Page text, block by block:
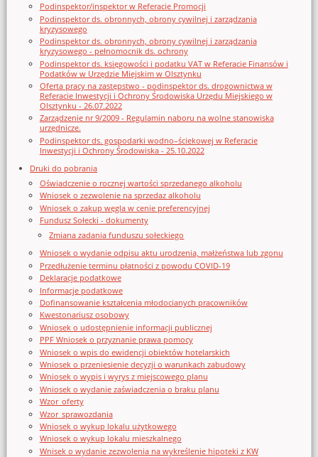
Podinspektor/inspektor w Referacie Promocji
Podinspektor ds. obronnych, obrony cywilnej i zarządzania
kryzysowego
Podinspektor ds. obronnych, obrony cywilnej i zarządzania
kryzysowego - pełnomocnik ds. ochrony
Podinspektor ds. księgowości i podatku VAT w Referacie Finansów i
Podatków w Urzędzie Miejskim w Olsztynku
Oferta pracy na zastępstwo - podinspektor ds. drogownictwa w
Referacie Inwestycji i Ochrony Środowiska Urzędu Miejskiego w
Olsztynku - 26.07.2022
Zarządzenie nr 9/2009 - Regulamin naboru na wolne stanowiska
urzędnicze.
Podinspektor ds. gospodarki wodno–ściekowej w Referacie
Inwestycji i Ochrony Środowiska - 25.10.2022
Druki do pobrania
Oświadczenie o rocznej wartości sprzedanego alkoholu
Wniosek o zezwolenie na sprzedaz alkoholu
Wniosek o zakup węgla w cenie preferencyjnej
Fundusz Sołecki - dokumenty
Zmiana zadania funduszu sołeckiego
Wniosek o wydanie odpisu aktu urodzenia, małżeństwa lub zgonu
Przedłużenie terminu płatności z powodu COVID-19
Deklaracje podatkowe
Informacje podatkowe
Dofinansowanie kształcenia młodocianych pracowników
Kwestonariusz osobowy
Wniosek o udostępnienie informacji publicznej
PPF Wniosek o przyznanie prawa pomocy
Wniosek o wpis do ewidencji obiektów hotelarskich
Wniosek o przeniesienie decyzji o warunkach zabudowy
Wniosek o wypis i wyrys z miejscowego planu
Wniosek o wydanie zaświadczenia o braku planu
Wzor_oferty
Wzor_sprawozdania
Wniosek o wykup lokalu użytkowego
Wniosek o wykup lokalu mieszkalnego
Wnisek o wydanie zezwolenia na wykreślenie hipoteki z KW